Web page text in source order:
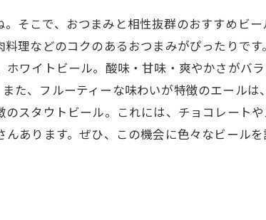
そこで、おつまみと相性抜群のおすすめビー
理などのコクのあるおつまみがぴったりで
ワイトビール。酸味・甘味・爽やかさがバ
た、フルーティーな味わいが特徴のエールは
スタウトビール。これには、チョコレート
あります。ぜひ、この機会に色々なビール